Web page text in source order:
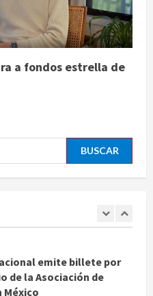
a fondos estrella de
de fruta ancestral con la
del cerebro humano
visados de periodistas
Garfias Merlos,
emite billete por
de la Asociación de
México